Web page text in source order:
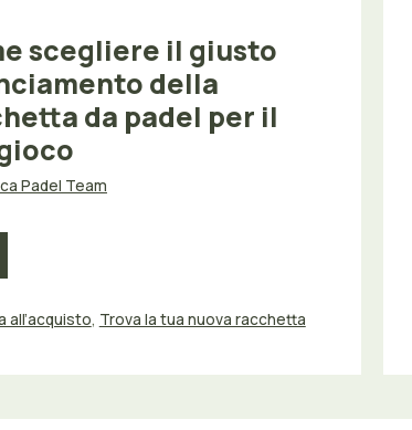
scegliere il giusto
della
da padel per il
Padel Team
all’acquisto, Trova la tua nuova racchetta